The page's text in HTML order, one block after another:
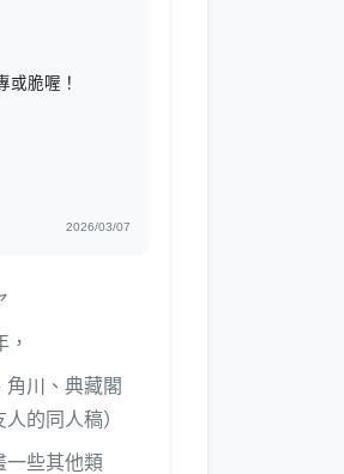
或脆喔！
2026/03/07
角川、典藏閣
的同人稿）
一些其他類